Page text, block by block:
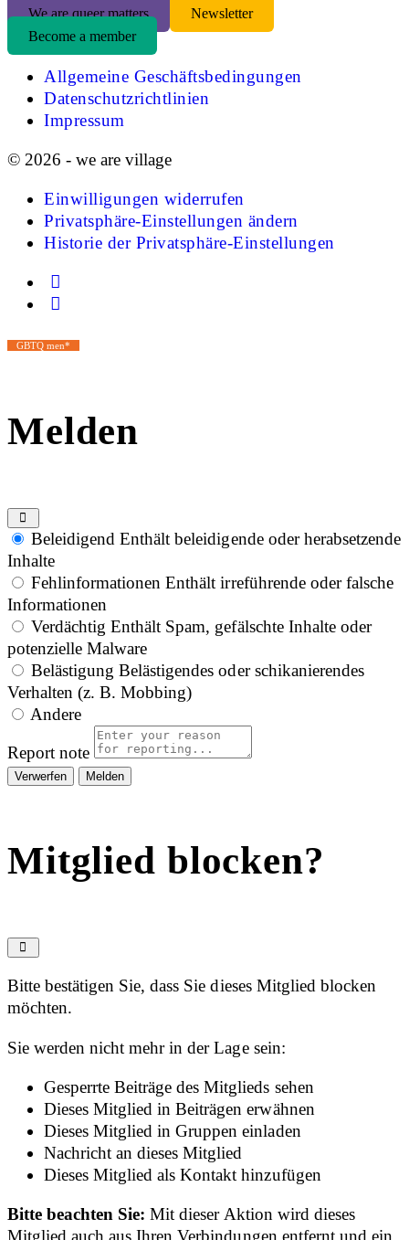
We are queer matters
Newsletter
Become a member
Allgemeine Geschäftsbedingungen
Datenschutzrichtlinien
Impressum
© 2026 - we are village
Einwilligungen widerrufen
Privatsphäre-Einstellungen ändern
Historie der Privatsphäre-Einstellungen
GBTQ men*
Melden
Beleidigend Enthält beleidigende oder herabsetzende
Inhalte
Fehlinformationen Enthält irreführende oder falsche
Informationen
Verdächtig Enthält Spam, gefälschte Inhalte oder
potenzielle Malware
Belästigung Belästigendes oder schikanierendes
Verhalten (z. B. Mobbing)
Andere
Report note
Melden
Mitglied blocken?
Bitte bestätigen Sie, dass Sie dieses Mitglied blocken
möchten.
Sie werden nicht mehr in der Lage sein:
Gesperrte Beiträge des Mitglieds sehen
Dieses Mitglied in Beiträgen erwähnen
Dieses Mitglied in Gruppen einladen
Nachricht an dieses Mitglied
Dieses Mitglied als Kontakt hinzufügen
Bitte beachten Sie:Mit dieser Aktion wird dieses
Mitglied auch aus Ihren Verbindungen entfernt und ein